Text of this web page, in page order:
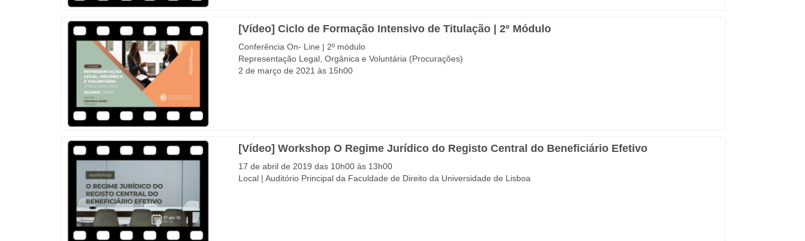
[Vídeo] Ciclo de Formação Intensivo de Titulação | 2º Módulo
Conferência On- Line | 2º módulo
Representação Legal, Orgânica e Voluntária (Procurações)
2 de março de 2021 às 15h00
[Vídeo] Workshop O Regime Jurídico do Registo Central do Beneficiário Efetivo
17 de abril de 2019 das 10h00 às 13h00
Local | Auditório Principal da Faculdade de Direito da Universidade de Lisboa